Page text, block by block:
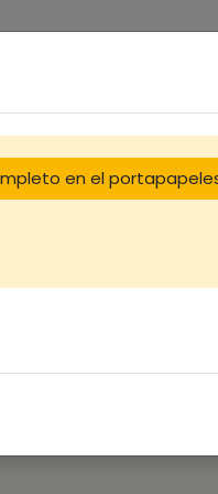
Cloud
en el